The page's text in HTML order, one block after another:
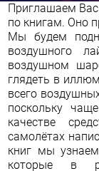
Приглашаем
по книгам. Оно
Мы будем
воздушного
воздушном
глядеть в
всего
поскольку
качестве
самолётах
книг мы
которые в